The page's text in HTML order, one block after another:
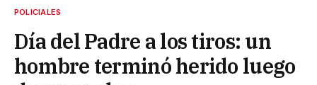
POLICIALES
Día del Padre a los tiros: un
hombre terminó herido luego